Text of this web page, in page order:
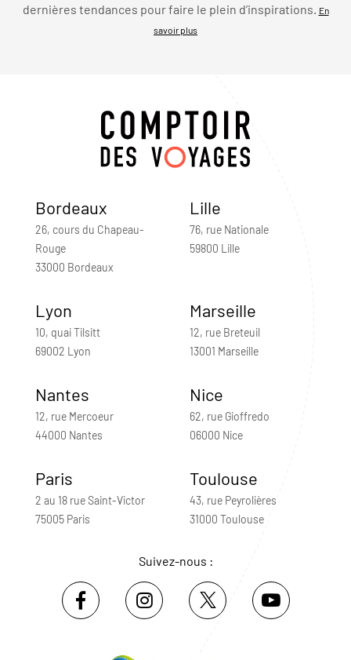
dernières tendances pour faire le plein d’inspirations.
En
savoir plus
Bordeaux
26, cours du Chapeau-
Rouge
33000 Bordeaux
Lille
76, rue Nationale
59800 Lille
Lyon
10, quai Tilsitt
69002 Lyon
Marseille
12, rue Breteuil
13001 Marseille
Nantes
12, rue Mercoeur
44000 Nantes
Nice
62, rue Gioffredo
06000 Nice
Paris
2 au 18 rue Saint-Victor
75005 Paris
Toulouse
43, rue Peyrolières
31000 Toulouse
Suivez-nous :